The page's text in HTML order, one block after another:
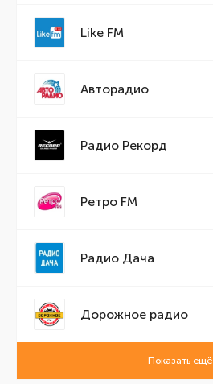
Like FM
Авторадио
Радио Рекорд
Ретро FM
Радио Дача
Дорожное радио
Показать ещё